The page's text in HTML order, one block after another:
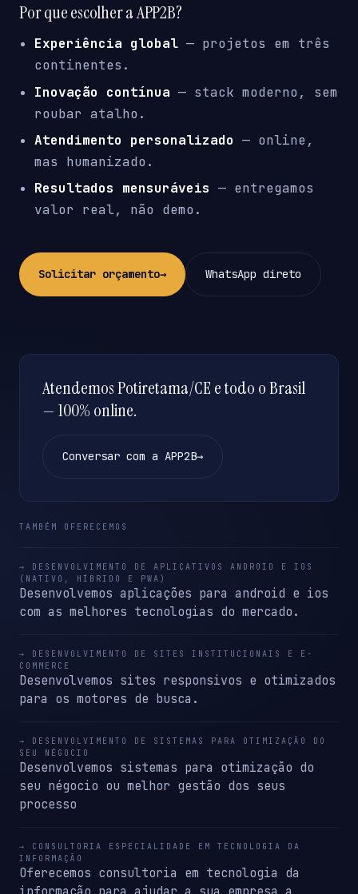
Por que escolher a APP2B?
Experiência global — projetos em três
continentes.
Inovação contínua — stack moderno, sem
roubar atalho.
Atendimento personalizado — online,
mas humanizado.
Resultados mensuráveis — entregamos
valor real, não demo.
Solicitar orçamento→ WhatsApp direto
Atendemos Potiretama/CE e todo o Brasil
— 100% online.
Conversar com a APP2B→
TAMBÉM OFERECEMOS
→ DESENVOLVIMENTO DE APLICATIVOS ANDROID E IOS
(NATIVO, HÍBRIDO E PWA)
Desenvolvemos aplicações para android e ios
com as melhores tecnologias do mercado.
→ DESENVOLVIMENTO DE SITES INSTITUCIONAIS E E-
COMMERCE
Desenvolvemos sites responsivos e otimizados
para os motores de busca.
→ DESENVOLVIMENTO DE SISTEMAS PARA OTIMIZAÇÃO DO
SEU NÉGOCIO
Desenvolvemos sistemas para otimização do
seu négocio ou melhor gestão dos seus
processo
→ CONSULTORIA ESPECIALIDADE EM TECNOLOGIA DA
INFORMAÇÃO
Oferecemos consultoria em tecnologia da